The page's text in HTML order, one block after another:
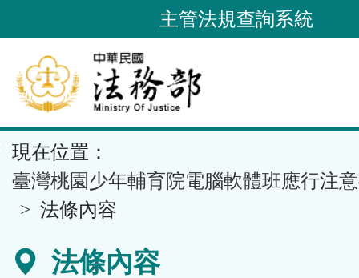
到
要
內
容
區
塊
主管法規查詢系統
現在位置：
臺灣桃園少年輔育院電腦軟體班應行注
法條內容
法條內容